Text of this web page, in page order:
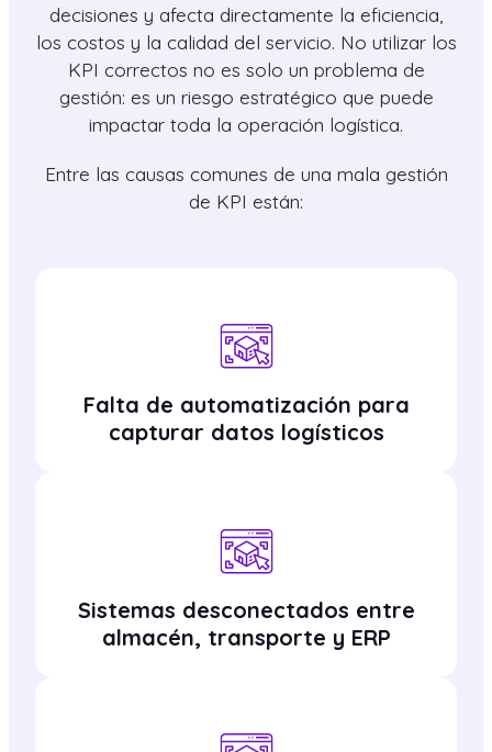
decisiones y afecta directamente la eficiencia,
los costos y la calidad del servicio. No utilizar los
KPI correctos no es solo un problema de
gestión: es un riesgo estratégico que puede
impactar toda la operación logística.
Entre las causas comunes de una mala gestión
de KPI están:
Falta de automatización para
capturar datos logísticos
Sistemas desconectados entre
almacén, transporte y ERP